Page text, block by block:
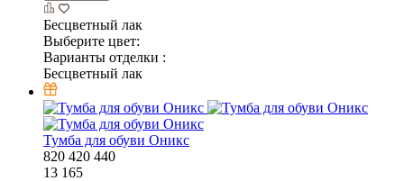
Бесцветный лак
Выберите цвет:
Варианты отделки :
Бесцветный лак
Тумба для обуви Оникс
820 420 440
13 165